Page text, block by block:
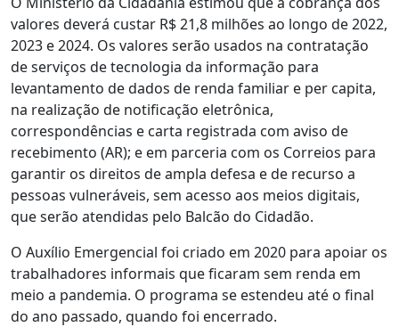
valores deverá custar R$ 21,8 milhões ao longo de 2022,
2023 e 2024. Os valores serão usados na contratação
de serviços de tecnologia da informação para
levantamento de dados de renda familiar e per capita,
na realização de notificação eletrônica,
correspondências e carta registrada com aviso de
recebimento (AR); e em parceria com os Correios para
garantir os direitos de ampla defesa e de recurso a
pessoas vulneráveis, sem acesso aos meios digitais,
que serão atendidas pelo Balcão do Cidadão.
O Auxílio Emergencial foi criado em 2020 para apoiar os
trabalhadores informais que ficaram sem renda em
meio a pandemia. O programa se estendeu até o final
do ano passado, quando foi encerrado.